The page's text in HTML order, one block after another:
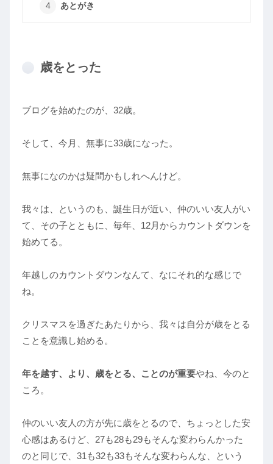
あとがき
歳をとった
ブログを始めたのが、32歳。
そして、今月、無事に33歳になった。
無事になのかは疑問かもしれへんけど。
我々は、というのも、誕生日が近い、仲のいい友人がい
て、その子とともに、毎年、12月からカウントダウンを
始めてる。
年越しのカウントダウンなんて、なにそれ的な感じで
ね。
クリスマスを過ぎたあたりから、我々は自分が歳をとる
ことを意識し始める。
年を越す、より、歳をとる、ことのが重要やね、今のと
ころ。
仲のいい友人の方が先に歳をとるので、ちょっとした安
心感はあるけど、27も28も29もそんな変わらんかった
のと同じで、31も32も33もそんな変わらんな、という